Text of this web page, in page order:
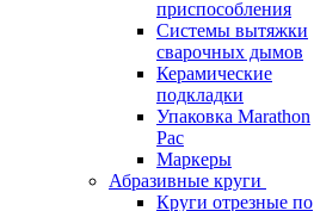
приспособления
Системы вытяжки
сварочных дымов
Керамические
подкладки
Упаковка Marathon
Pac
Маркеры
Абразивные круги
Круги отрезные по